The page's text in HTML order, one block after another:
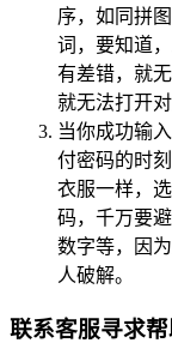
序，如同拼
词，要知道
有差错，就
就无法打开对
当你成功输
付密码的时
衣服一样，
码，千万要
数字等，因
人破解。
联系客服寻求